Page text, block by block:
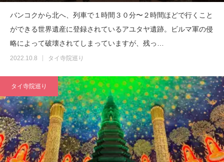
バンコクから北へ、列車で１時間３０分〜２時間ほどで行くこと
ができる世界遺産に登録されているアユタヤ遺跡。ビルマ軍の侵
略によって破壊されてしまっていますが、残っ…
2022.10.8 タイ寺院巡り
タイ寺院巡り